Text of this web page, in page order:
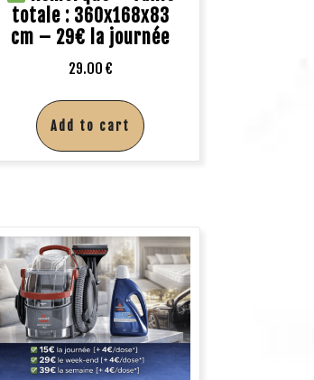
totale : 360x168x83
cm – 29€ la journée
29.00 €
Add to cart